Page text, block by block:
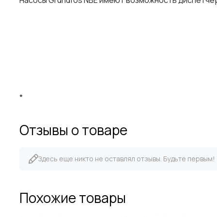
*
Отзывы о товаре
Здесь еще никто не оставлял отзывы. Будьте первым!
Похожие товары